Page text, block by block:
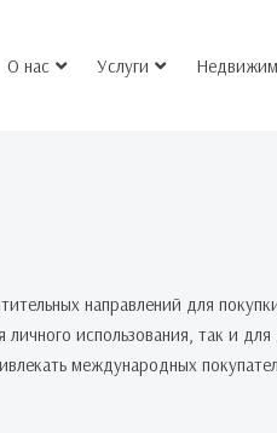
О нас Услуги
направлений для
использования, так и
международных